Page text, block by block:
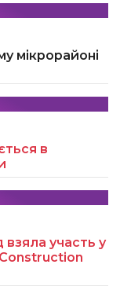
мікрорайоні
в
взяла участь у